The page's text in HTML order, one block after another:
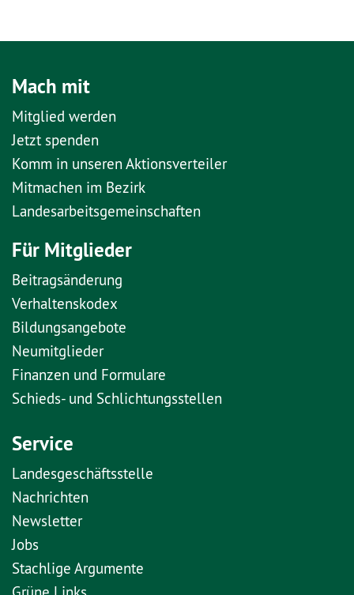
Mach mit
Mitglied werden
Jetzt spenden
Komm in unseren Aktionsverteiler
Mitmachen im Bezirk
Landesarbeitsgemeinschaften
Für Mitglieder
Beitragsänderung
Verhaltenskodex
Bildungsangebote
Neumitglieder
Finanzen und Formulare
Schieds- und Schlichtungsstellen
Service
Landesgeschäftsstelle
Nachrichten
Newsletter
Jobs
Stachlige Argumente